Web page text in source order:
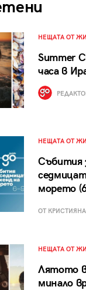
НЕЩАТА ОТ
Summer
часа в
НЕЩАТА ОТ
Събития
морето
ОТ
НЕЩАТА ОТ
Лятото
минало